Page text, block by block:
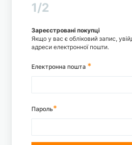
1/2
Зареєстровані покупці
Якщо у вас є обліковий запис,
адреси електронної пошти.
Електронна пошта
Пароль